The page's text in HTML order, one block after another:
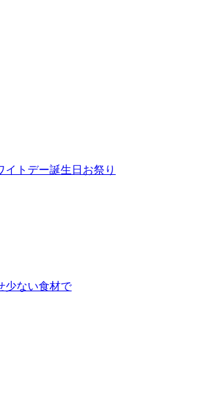
イトデー誕生日 お祭り
少ない食材で